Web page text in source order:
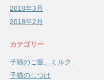
2018年3月
2018年2月
カテゴリー
子猫のご飯、ミルク
子猫のしつけ